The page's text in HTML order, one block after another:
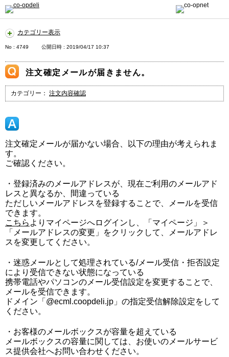
カテゴリー表示
No : 4749 公開日時 : 2019/04/17 10:37
注文確定メールが届きません。
カテゴリー： 注文内容確認
注文確定メールが届かない場合、以下の理由が考えられま
す。
ご確認ください。
・登録済みのメールアドレスが、現在ご利用のメールアド
レスと異なるか、間違っている
ただしいメールアドレスを登録することで、メールを受信
できます。
こちら よりマイページへログインし、「マイページ」＞
「メールアドレスの変更」をクリックして、メールアドレ
スを変更してください。
・迷惑メールとして処理されている/メール受信・拒否設定
により受信できない状態になっている
携帯電話やパソコンのメール受信設定を変更することで、
メールを受信できます。
ドメイン「@ecml.coopdeli.jp」の指定受信解除設定をして
ください。
・お客様のメールボックスが容量を超えている
メールボックスの容量に関しては、お使いのメールサービ
ス提供会社へお問い合わせください。